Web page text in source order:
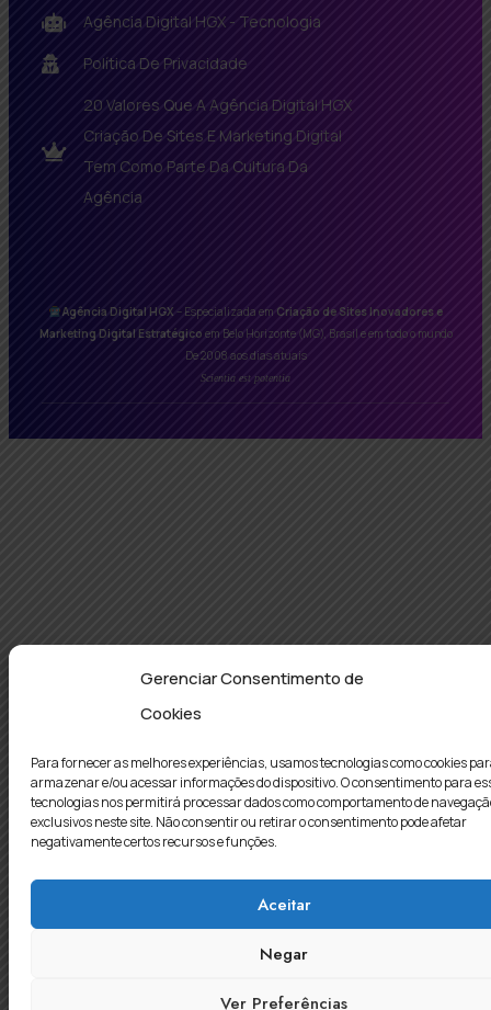
Gerenciar Consentimento de
Cookies
Para fornecer as melhores experiências, usamos tecnologias como cookies
armazenar e/ou acessar informações do dispositivo. O consentimento para
tecnologias nos permitirá processar dados como comportamento de
exclusivos neste site. Não consentir ou retirar o consentimento pode afetar
negativamente certos recursos e funções.
Aceitar
Negar
Ver Preferências
Agência Digital HGX - Tecnologia
Política De Privacidade
20 Valores Que A Agência Digital HGX
Criação De Sites E Marketing Digital
Tem Como Parte Da Cultura Da
Agência
Agência Digital HGX – Especializada em Criação de Sites Inovadores e
Marketing Digital Estratégico em Belo Horizonte (MG), Brasil e em todo o mundo
De 2008 aos dias atuais
Scientia est potentia